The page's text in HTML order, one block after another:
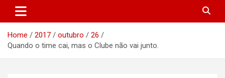
Home 2017 outubro
26
Quando o time cai, mas o Clube não vai junto.